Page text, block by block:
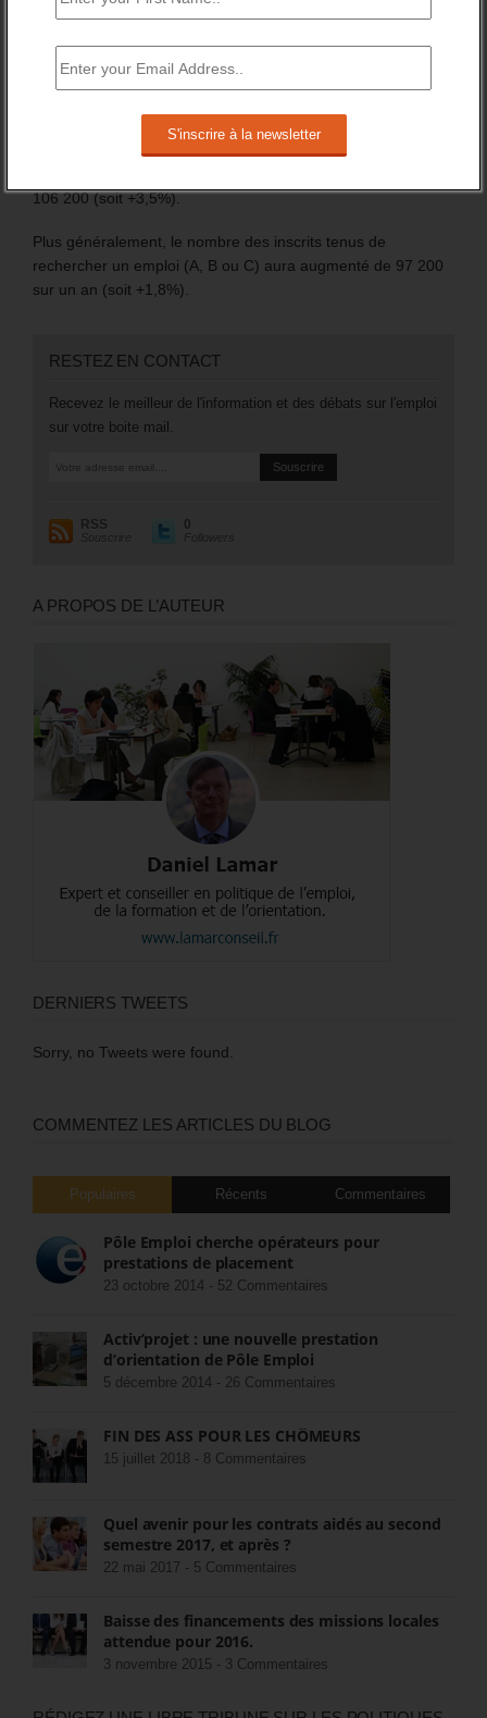
En France entière, le nombre de demandeurs d’emploi,
trimestre 2024.
Mais surtout, en catégorie A, le nombre des inscrits (sans
106 200 (soit +3,5%).
Plus généralement, le nombre des inscrits tenus de
rechercher un emploi (A, B ou C) aura augmenté de 97 200
sur un an (soit +1,8%).
RESTEZ EN CONTACT
Recevez le meilleur de l'information et des débats sur l'emploi
sur votre boite mail.
RSS
Souscrire
0
Followers
A PROPOS DE L’AUTEUR
DERNIERS TWEETS
Sorry, no Tweets were found.
COMMENTEZ LES ARTICLES DU BLOG
Populaires Récents Commentaires
Pôle Emploi cherche opérateurs pour
prestations de placement
23 octobre 2014 - 52 Commentaires
Activ’projet : une nouvelle prestation
d’orientation de Pôle Emploi
5 décembre 2014 - 26 Commentaires
FIN DES ASS POUR LES CHÔMEURS
15 juillet 2018 - 8 Commentaires
Quel avenir pour les contrats aidés au second
semestre 2017, et après ?
22 mai 2017 - 5 Commentaires
Baisse des financements des missions locales
attendue pour 2016.
3 novembre 2015 - 3 Commentaires